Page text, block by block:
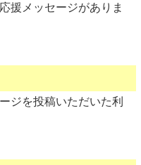
援メッセージがありま
ジを投稿いただいた利